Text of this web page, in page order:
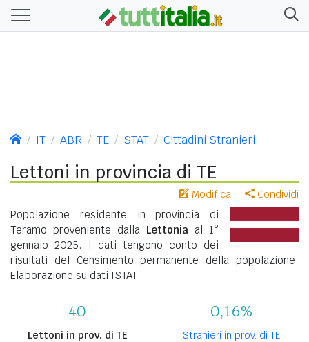
IT ABR TE STAT Cittadini Stranieri
Lettoni in provincia di TE
Modifica Condividi
Popolazione residente in provincia di
Teramo proveniente dalla Lettonia al 1°
gennaio 2025. I dati tengono conto dei
risultati del Censimento permanente della popolazione.
Elaborazione su dati ISTAT.
40
Lettoni in prov. di TE
0,16%
Stranieri in prov. di TE